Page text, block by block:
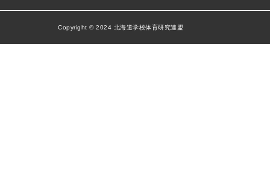
Copyright © 2024 北海道学校体育研究連盟